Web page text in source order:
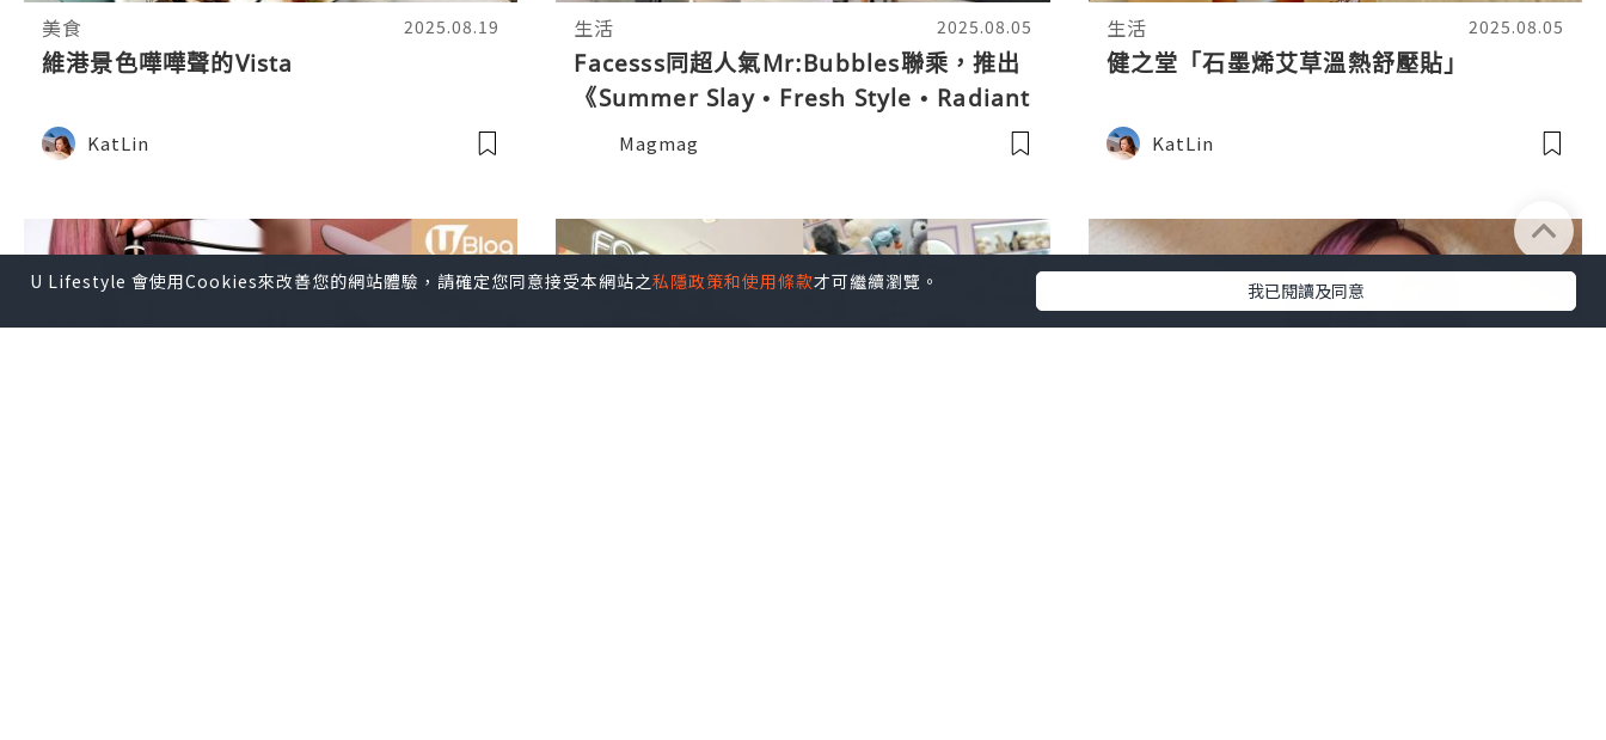
美食 2025.08.19
維港景色嘩嘩聲的Vista
KatLin
生活 2025.08.05
Facesss同超人氣Mr:Bubbles聯乘，推出
《Summer Slay • Fresh Style • Radiant
Smile夏日美妍賞》
Magmag
生活 2025.08.05
健之堂「石墨烯艾草溫熱舒壓貼」
KatLin
U Lifestyle 會使用Cookies來改善您的網站體驗，請確定您同意接受本網站之私隱政策和使用條款才可繼續瀏覽。 我已閱讀及同意